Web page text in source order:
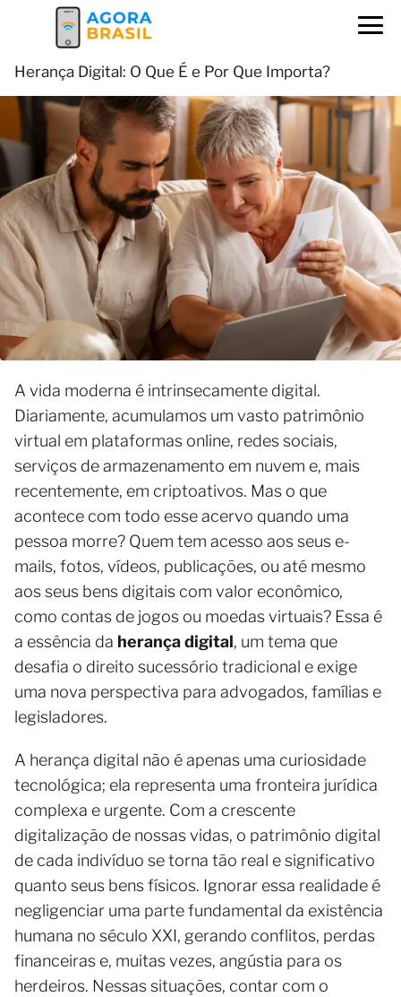
Herança Digital: O Que É e Por Que Importa?
A vida moderna é intrinsecamente digital.
Diariamente, acumulamos um vasto patrimônio
virtual em plataformas online, redes sociais,
serviços de armazenamento em nuvem e, mais
recentemente, em criptoativos. Mas o que
acontece com todo esse acervo quando uma
pessoa morre? Quem tem acesso aos seus e-
mails, fotos, vídeos, publicações, ou até mesmo
aos seus bens digitais com valor econômico,
como contas de jogos ou moedas virtuais? Essa é
a essência da herança digital, um tema que
desafia o direito sucessório tradicional e exige
uma nova perspectiva para advogados, famílias e
legisladores.
A herança digital não é apenas uma curiosidade
tecnológica; ela representa uma fronteira jurídica
complexa e urgente. Com a crescente
digitalização de nossas vidas, o patrimônio digital
de cada indivíduo se torna tão real e significativo
quanto seus bens físicos. Ignorar essa realidade é
negligenciar uma parte fundamental da existência
humana no século XXI, gerando conflitos, perdas
financeiras e, muitas vezes, angústia para os
herdeiros. Nessas situações, contar com o